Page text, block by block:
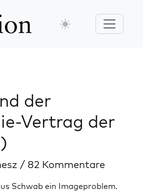
der
Vertrag der
/ 82 Kommentare
Schwab ein Imageproblem.